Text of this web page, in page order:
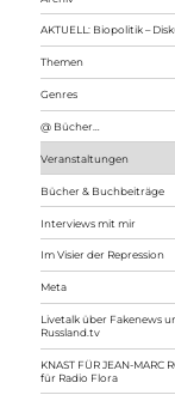
AKTUELL: Biopolitik –
Themen
Genres
@ Bücher…
Veranstaltungen
Bücher & Buchbeiträge
Interviews mit mir
Im Visier der Repression
Meta
Livetalk über Fakenews
Russland.tv
KNAST FÜR JEAN-
für Radio Flora